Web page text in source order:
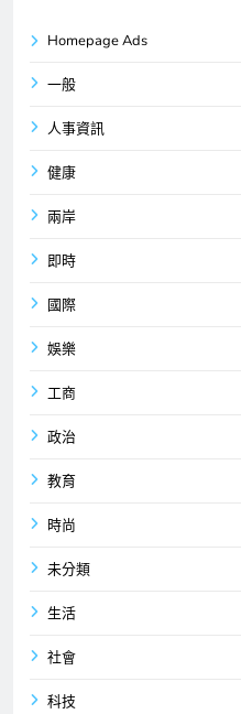
Homepage Ads
一般
人事資訊
健康
兩岸
即時
國際
娛樂
工商
政治
教育
時尚
未分類
生活
社會
科技